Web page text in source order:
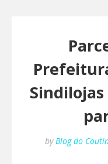
by Blog do